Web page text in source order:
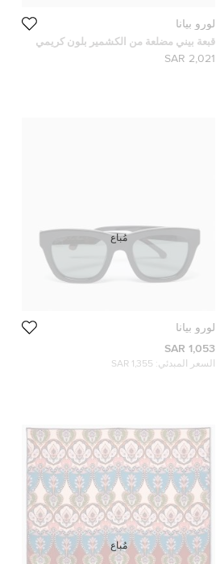
لورو بيانا
قبعة بيني مضلعة من الكشمير بلون كريمي
لورو بيانا
2,021 SAR
لورو بيانا
1,053 SAR
السعر المبدئي: 1,355 SAR
مُباع
مُباع